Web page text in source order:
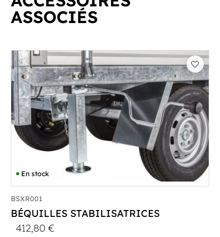
ASSOCIÉS
En stock
BSXR001
BÉQUILLES STABILISATRICES
412,80€